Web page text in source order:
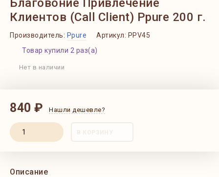
Благовоние Привлечение
Клиентов (Call Client) Ppure 200 г.
Производитель: Ppure Артикул: PPV45
Товар купили 2 раз(а)
Нет в наличии
840 ₽ Нашли дешевле?
В КОРЗИНУ
Описание